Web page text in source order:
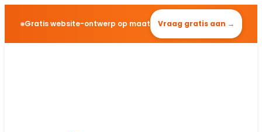
Gratis website-ontwerp op maat Vraag gratis aan →